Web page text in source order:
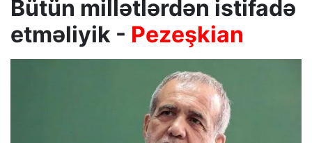
Bütün millətlərdən istifadə
etməliyik - Pezeşkian